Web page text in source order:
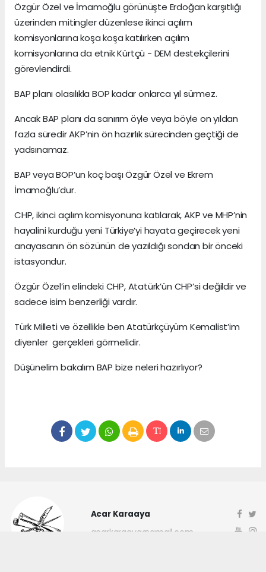
Özgür Özel ve İmamoğlu görünüşte Erdoğan karşıtlığı
üzerinden mitingler düzenlese ikinci açılım
komisyonlarına koşa koşa katılırken açılım
komisyonlarına da etnik Kürtçü - DEM destekçilerini
görevlendirdi.
BAP planı olasılıkla BOP kadar onlarca yıl sürmez.
Ancak BAP planı da sanırım öyle veya böyle on yıldan
fazla süredir AKP’nin ön hazırlık sürecinden geçtiği de
yadsınamaz.
BAP veya BOP’un koç başı Özgür Özel ve Ekrem
İmamoğlu’dur.
CHP, ikinci açılım komisyonuna katılarak, AKP ve MHP’nin
hayalini kurduğu yeni Türkiye’yi hayata geçirecek yeni
anayasanın ön sözünün de yazıldığı sondan bir önceki
istasyondur.
Özgür Özel’in elindeki CHP, Atatürk’ün CHP’si değildir ve
sadece isim benzerliği vardır.
Türk Milleti ve özellikle ben Atatürkçüyüm Kemalist’im
diyenler gerçekleri görmelidir.
Düşünelim bakalım BAP bize neleri hazırlıyor?
Acar Karaaya
acarkaraaya@gmail.com